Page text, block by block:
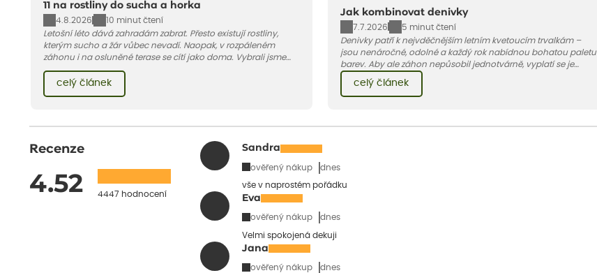
11 na rostliny do sucha a horka
4.8.2026
10 minut čtení
Letošní léto dává zahradám zabrat. Přesto existují rostliny,
kterým sucho a žár vůbec nevadí. Naopak, v rozpáleném
záhonu i na osluněné terase se cítí jako doma. Vybrali jsme
pro vás 11 tipů na odolné druhy, které zvládnou horké a suché
léto bez pravidelné zálivky. Pojďme se podívat, které to jsou.
celý článek
Jak kombinovat denivky
7.7.2026
5 minut čtení
Denivky patří k nejvděčnějším letním kvetoucím trvalkám –
jsou nenáročné, odolné a každý rok nabídnou bohatou paletu
barev. Aby ale záhon nepůsobil jednotvárně, vyplatí se je
doplnit vhodnými sousedy. V dnešním článku vám ukážeme, s
jakými trvalkami a travinami denivky nejlépe ladí.
celý článek
Recenze
4.52 4447 hodnocení
Sandra
ověřený nákup dnes
vše v naprostém pořádku
Eva
ověřený nákup dnes
Velmi spokojená dekuji
Jana
ověřený nákup dnes